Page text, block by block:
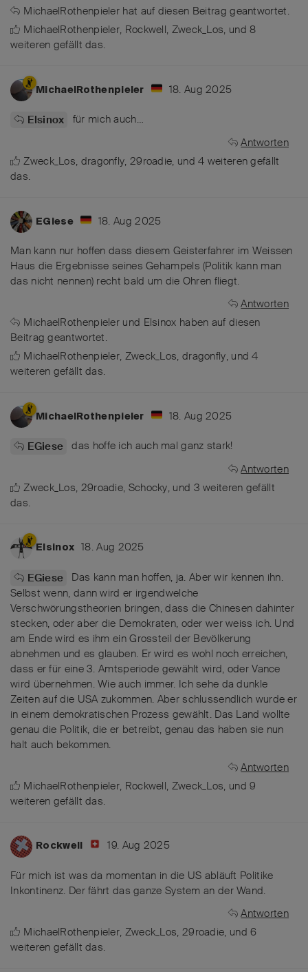
MichaelRothenpieler hat auf diesen Beitrag geantwortet.
MichaelRothenpieler, Rockwell, Zweck_Los, und8
weiteren gefällt das.
MichaelRothenpieler 18. Aug 2025
Elsinox
für mich auch…
Antworten
Zweck_Los, dragonfly, 29roadie, und4 weiteren gefällt
das.
EGiese 18. Aug 2025
Man kann nur hoffen dass diesem Geisterfahrer im Weissen
Haus die Ergebnisse seines Gehampels (Politik kann man
das nicht nennen) recht bald um die Ohren fliegt.
Antworten
MichaelRothenpieler und Elsinox haben auf diesen
Beitrag geantwortet.
MichaelRothenpieler, Zweck_Los, dragonfly, und4
weiteren gefällt das.
MichaelRothenpieler 18. Aug 2025
EGiese das hoffe ich auch mal ganz stark!
Antworten
Zweck_Los, 29roadie, Schocky, und 3 weiteren gefällt
das.
Elsinox 18. Aug 2025
EGiese
Das kann man hoffen, ja. Aber wir kennen ihn.
Selbst wenn, dann wird er irgendwelche
Verschwörungstheorien bringen, dass die Chinesen dahinter
stecken, oder aber die Demokraten, oder wer weiss ich. Und
am Ende wird es ihm ein Grossteil der Bevölkerung
abnehmen und es glauben. Er wird es wohl noch erreichen,
dass er für eine 3. Amtsperiode gewählt wird, oder Vance
wird übernehmen. Wie auch immer. Ich sehe da dunkle
Zeiten auf die USA zukommen. Aber schlussendlich wurde er
in einem demokratischen Prozess gewählt. Das Land wollte
genau die Politik, die er betreibt, genau das haben sie nun
halt auch bekommen.
Antworten
MichaelRothenpieler, Rockwell, Zweck_Los, und9
weiteren gefällt das.
Rockwell 19. Aug 2025
Für mich ist was da momentan in die US abläuft Politike
Inkontinenz. Der fährt das ganze System an der Wand.
Antworten
MichaelRothenpieler, Zweck_Los, 29roadie, und6
weiteren gefällt das.